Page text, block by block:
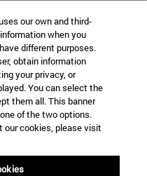
our own and third-
when you
different purposes.
obtain information
your privacy, or
You can select the
them all. This banner
of the two options.
our cookies, please visit